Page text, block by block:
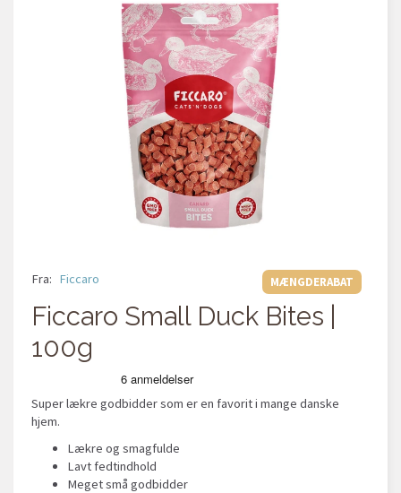
MÆNGDERABAT
Fra: Ficcaro
Ficcaro Small Duck Bites |
100g
Super lækre godbidder som er en favorit i mange danske
hjem.
Lækre og smagfulde
Lavt fedtindhold
Meget små godbidder